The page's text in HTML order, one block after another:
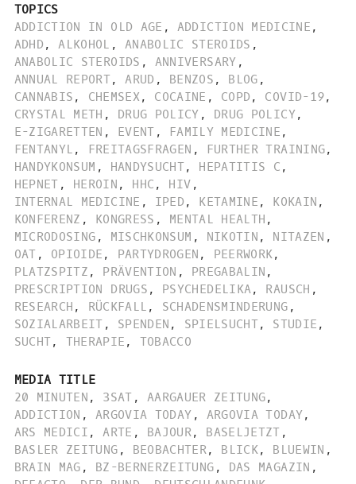
TOPICS
ADDICTION IN OLD AGE , ADDICTION MEDICINE ,
ADHD , ALKOHOL , ANABOLIC STEROIDS ,
ANABOLIC STEROIDS , ANNIVERSARY ,
ANNUAL REPORT, ARUD , BENZOS , BLOG ,
CANNABIS , CHEMSEX , COCAINE , COPD , COVID-19,
CRYSTAL METH , DRUG POLICY , DRUG POLICY,
E-ZIGARETTEN , EVENT , FAMILY MEDICINE ,
FENTANYL , FREITAGSFRAGEN , FURTHER TRAINING,
HANDYKONSUM , HANDYSUCHT, HEPATITIS C ,
HEPNET , HEROIN , HHC , HIV ,
INTERNAL MEDICINE , IPED , KETAMINE , KOKAIN ,
KONFERENZ , KONGRESS , MENTAL HEALTH ,
MICRODOSING , MISCHKONSUM , NIKOTIN , NITAZEN ,
OAT , OPIOIDE , PARTYDROGEN , PEERWORK,
PLATZSPITZ , PRÄVENTION , PREGABALIN ,
PRESCRIPTION DRUGS , PSYCHEDELIKA, RAUSCH ,
RESEARCH , RÜCKFALL , SCHADENSMINDERUNG ,
SOZIALARBEIT , SPENDEN , SPIELSUCHT, STUDIE ,
SUCHT, THERAPIE , TOBACCO
MEDIA TITLE
20 MINUTEN , 3SAT , AARGAUER ZEITUNG,
ADDICTION , ARGOVIA TODAY , ARGOVIA TODAY,
ARS MEDICI , ARTE , BAJOUR, BASELJETZT ,
BASLER ZEITUNG , BEOBACHTER, BLICK, BLUEWIN ,
BRAIN MAG , BZ-BERNERZEITUNG , DAS MAGAZIN ,